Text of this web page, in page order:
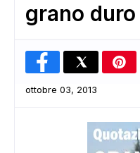
grano duro
ottobre 03, 2013